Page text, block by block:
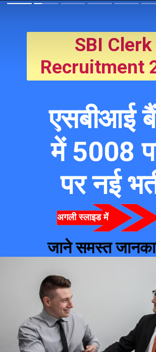
SBI Clerk
Recruitment
एसबीआई
में 5008
पर नई
अगली स्लाइड में
जाने समस्त